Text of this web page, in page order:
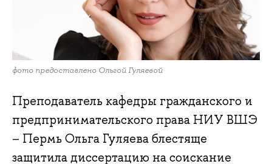
фото предоставлено Ольгой Гуляевой
Преподаватель кафедры гражданского и
предпринимательского права НИУ ВШЭ
– Пермь Ольга Гуляева блестяще
защитила диссертацию на соискание